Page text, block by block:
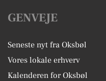
GENVEJE
Seneste nyt fra Oksbøl
Vores lokale erhverv
Kalenderen for Oksbøl